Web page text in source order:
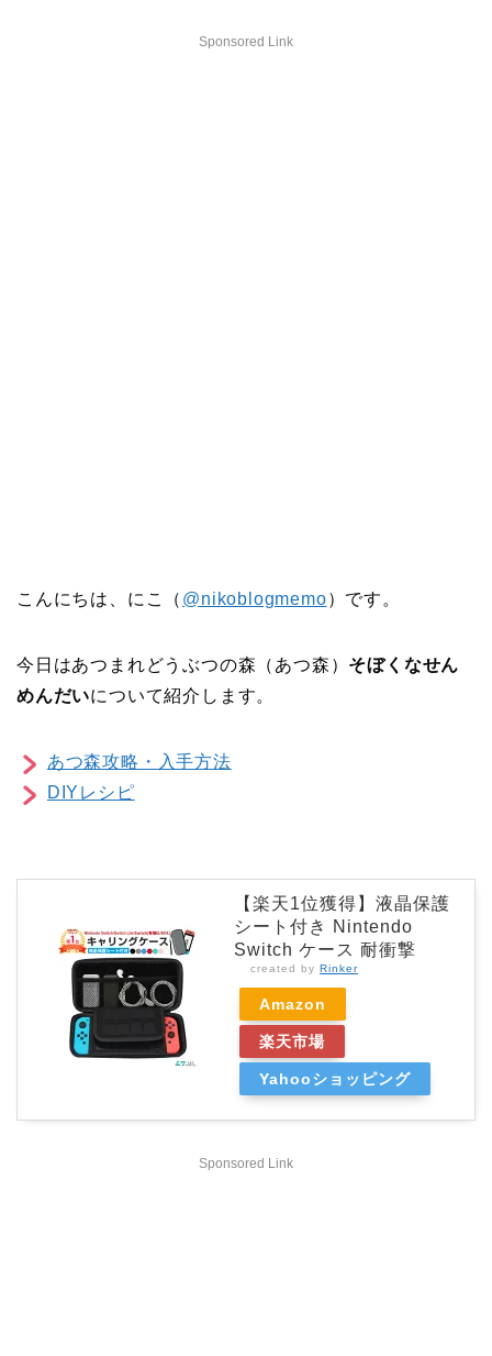
Sponsored Link
こんにちは、にこ（ @nikoblogmemo）です。
今日はあつまれどうぶつの森（あつ森） そぼくなせん
めんだいについて紹介します。
あつ森攻略・入手方法
DIYレシピ
【楽天1位獲得】液晶保護
シート付き Nintendo
Switch ケース 耐衝撃
created by Rinker
Amazon
楽天市場
Yahooショッピング
Sponsored Link